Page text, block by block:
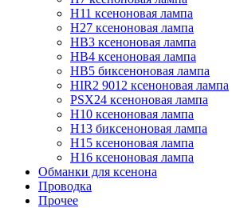
H11 ксеноновая лампа
H27 ксеноновая лампа
HB3 ксеноновая лампа
HB4 ксеноновая лампа
HB5 биксеноновая лампа
HIR2 9012 ксеноновая лампа
PSX24 ксеноновая лампа
H10 ксеноновая лампа
H13 биксеноновая лампа
H15 ксеноновая лампа
H16 ксеноновая лампа
Обманки для ксенона
Проводка
Прочее